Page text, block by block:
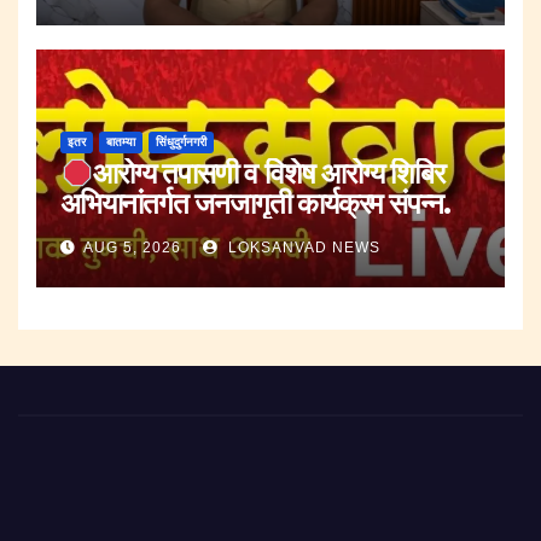
इतर बातम्या सिंधुदुर्गनगरी
आरोग्य तपासणी व विशेष आरोग्य शिबिर
अभियानांतर्गत जनजागृती कार्यक्रम संपन्न.
AUG 5, 2026 LOKSANVAD NEWS